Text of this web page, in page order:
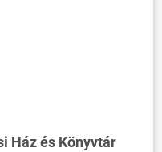
Ház és Könyvtár